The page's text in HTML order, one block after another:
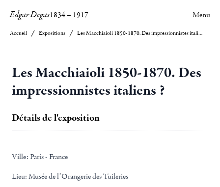
Edgar Degas1834– 1917 Menu
Accueil Expositions Les Macchiaioli 1850-1870. Des impressionnistes italiens ?
Les Macchiaioli 1850-1870. Des
impressionnistes italiens ?
Détails de l'exposition
Ville: Paris - France
Lieu: Musée de l’Orangerie des Tuileries